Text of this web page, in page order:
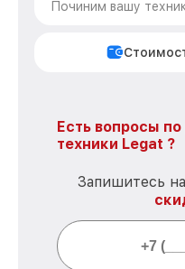
Починим вашу
Есть вопросы
техники Legat ?
Запишитесь